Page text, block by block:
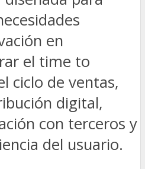
en
el time to
ciclo de ventas,
digital,
con terceros y
del usuario.